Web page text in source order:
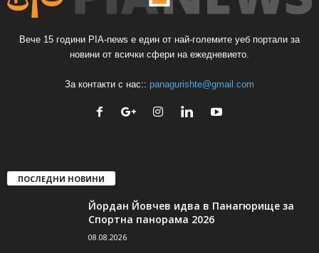
Вече 15 години PIA-news е един от най-големите уеб портали за
новини от всички сфери на ежедневието.
За контакти с нас:: panagurishte@gmail.com
ПОСЛЕДНИ НОВИНИ
Йордан Йовчев идва в Панагюрище за
Спортна панорама 2026
08.08.2026